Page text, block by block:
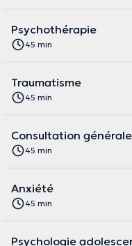
Psychothérapie
45 min
Traumatisme
45 min
Consultation générale
45 min
Anxiété
45 min
Psychologie